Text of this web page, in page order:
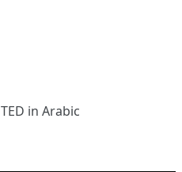
TED in Arabic